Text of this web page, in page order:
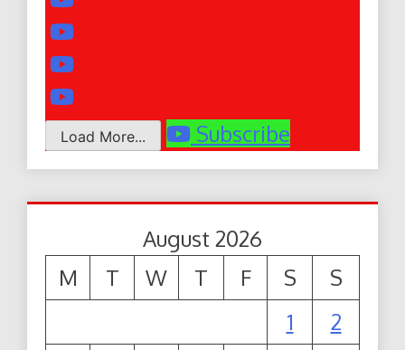
Load More... Subscribe
August 2026
M
T W T F S
S
1
2